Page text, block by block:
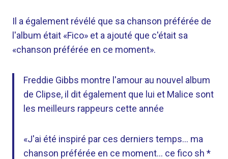
Il a également révélé que sa chanson préférée de
l'album était «Fico» et a ajouté que c'était sa
«chanson préférée en ce moment».
Freddie Gibbs montre l'amour au nouvel album
de Clipse, il dit également que lui et Malice sont
les meilleurs rappeurs cette année
«J'ai été inspiré par ces derniers temps… ma
chanson préférée en ce moment… ce fico sh *